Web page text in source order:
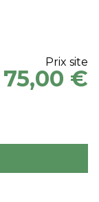
Prix site
75,00 €